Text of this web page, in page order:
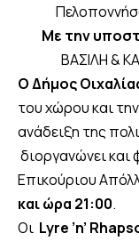
Με την
ΒΑΣΙΛΗ &
Ο Δήμος
του χώρου και
ανάδειξη της
διοργανώνει
Επικούριου
και ώρα 21:00.
Οι Lyre ’n’